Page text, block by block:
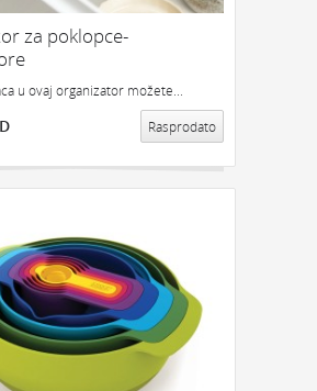
za poklopce-
u ovaj organizator možete...
Rasprodato